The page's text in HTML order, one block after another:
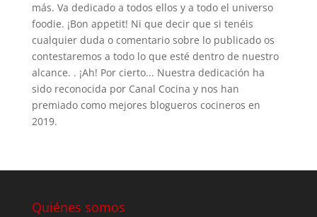
más. Va dedicado a todos ellos y a todo el universo
foodie. ¡Bon appetit! Ni que decir que si tenéis
cualquier duda o comentario sobre lo publicado os
contestaremos a todo lo que esté dentro de nuestro
alcance. . ¡Ah! Por cierto... Nuestra dedicación ha
sido reconocida por Canal Cocina y nos han
premiado como mejores blogueros cocineros en
2019.
Quiénes somos